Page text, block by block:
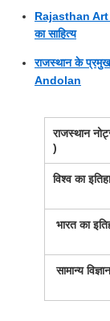
Rajasthan
का साहित्य
राजस्थान के
Andolan
राजस्थान
)
विश्व का
भारत का
सामान्य विज्ञान